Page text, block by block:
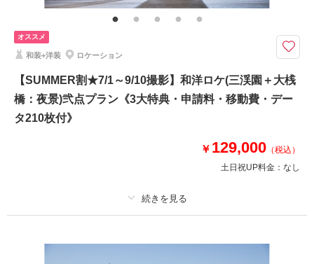
影小物・メイクスタッフ撮影同行・撮影日程変更無料
★特別オプション★+8,000円で新婦衣装1着追加＆スタジオ撮影30カット付
き！
☆ウェルカムボードA3 or六切写真2面1冊
☆土日祝日撮影の方はUP料金が11,000円⇒0円）
☆全オプション20％OFF
・キャンペーン対象期間以外の変更は通常プランでのご案内となります
オススメ
和装+洋装 ロケーション
【SUMMER割★7/1～9/10撮影】和洋ロケ(三渓園＋大桟
橋：夜景)弐点プラン《3大特典・申請料・移動費・デー
タ210枚付》
￥ 129,000 （税込）
土日祝UP料金： なし